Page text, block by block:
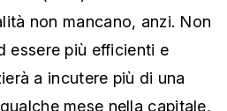
non mancano, anzi. Non
essere più efficienti e
a incutere più di una
mese nella capitale,